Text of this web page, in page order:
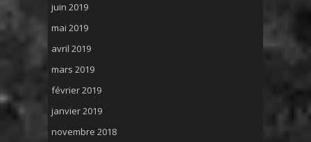
juin 2019
mai 2019
avril 2019
mars 2019
février 2019
janvier 2019
novembre 2018